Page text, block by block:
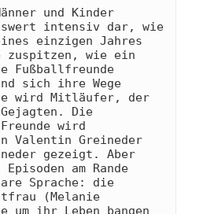
und Kinder
intensiv dar, wie
einzigen Jahres
zuspitzen, wie ein
Fußballfreunde
sich ihre Wege
wird Mitläufer, der
Die
wird
Valentin Greineder
gezeigt. Aber
am Rande
Sprache: die
(Melanie
ihr Leben bangen